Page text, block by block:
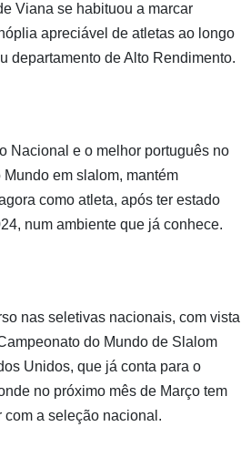
Viana se habituou a marcar
apreciável de atletas ao longo
departamento de Alto Rendimento.
Nacional e o melhor português no
em slalom, mantém
como atleta, após ter estado
num ambiente que já conhece.
nas seletivas nacionais, com vista
do Mundo de Slalom
Unidos, que já conta para o
no próximo mês de Março tem
com a seleção nacional.